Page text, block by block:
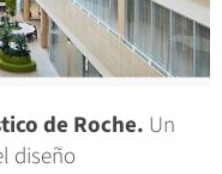
de Roche. Un
diseño